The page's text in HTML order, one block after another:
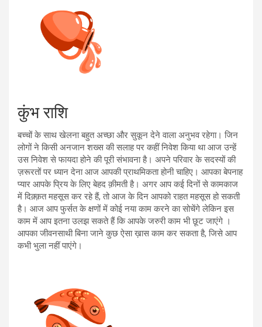
कुंभ राशि
बच्चों के साथ खेलना बहुत अच्छा और सुकून देने वाला अनुभव रहेगा। जिन
लोगों ने किसी अनजान शख्स की सलाह पर कहीं निवेश किया था आज उन्हें
उस निवेश से फायदा होने की पूरी संभावना है। अपने परिवार के सदस्यों की
ज़रूरतों पर ध्यान देना आज आपकी प्राथमिकता होनी चाहिए। आपका बेपनाह
प्यार आपके प्रिय के लिए बेहद क़ीमती है। अगर आप कई दिनों से कामकाज
में दिक़्क़त महसूस कर रहे हैं, तो आज के दिन आपको राहत महसूस हो सकती
है। आज आप फुर्सत के क्षणों में कोई नया काम करने का सोचेंगे लेकिन इस
काम में आप इतना उलझ सकते हैं कि आपके जरुरी काम भी छूट जाएंगे ।
आपका जीवनसाथी बिना जाने कुछ ऐसा ख़ास काम कर सकता है, जिसे आप
कभी भुला नहीं पाएंगे।